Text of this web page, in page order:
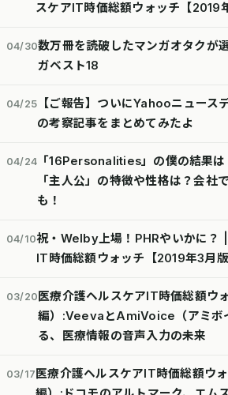
スケアIT時価総額ウォッチ【2019
04/30数万冊を読破したマンガオタクが
ガベスト18
04/25
【ご報告】ついにYahooニュース
の考察記事をまとめてみたよ
04/24 「16Personalities」の僕の結果は
「主人公」の特徴や性格は？会社
も！
04/10祝・Welby上場！PHRやいかに？
IT時価総額ウォッチ【2019年3月版
03/20医療介護ヘルスケアIT時価総額ウ
編）:VeevaとAmiVoice（アミボ
る、医療情報の音声入力の未来
03/17医療介護ヘルスケアIT時価総額ウ